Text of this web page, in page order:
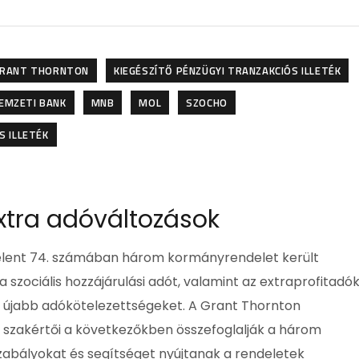
THORNTON
KIEGÉSZÍTŐ PÉNZÜGYI TRANZAKCIÓS ILLETÉK
BANK
MNB MOL
SZOCHO
ILLETÉK
adóváltozások
74. számában három kormányrendelet került
szociális hozzájárulási adót, valamint az
adókötelezettségeket. A Grant Thornton
a következőkben összefoglalják a három
és segítséget nyújtanak a rendeletek